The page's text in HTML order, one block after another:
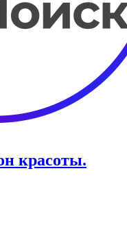
красоты.